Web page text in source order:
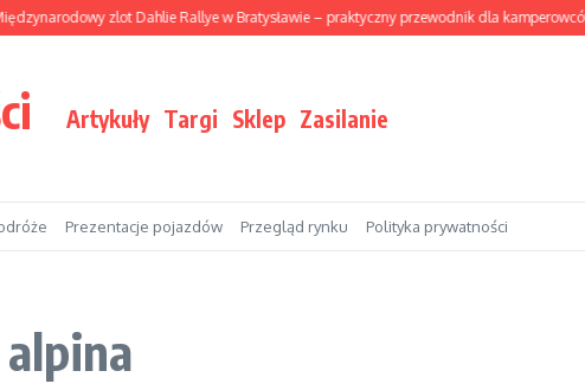
zlot Dahlie Rallye w Bratysławie – praktyczny przewodnik dla kamperowców
Artykuły Targi Sklep Zasilanie
Prezentacje pojazdów Przegląd rynku Polityka prywatności